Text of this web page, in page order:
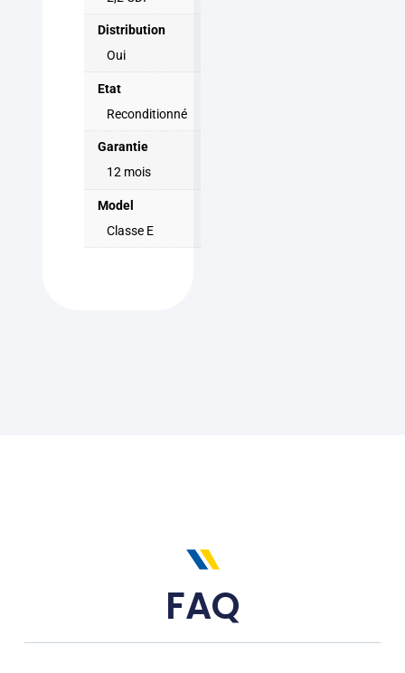
Distribution
Oui
Etat
Reconditionné
Garantie
12 mois
Model
Classe E
FAQ